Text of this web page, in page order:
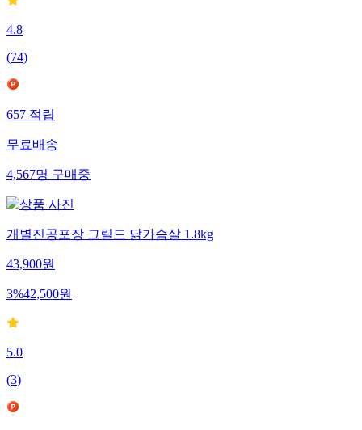
4.8
(74)
657적립
무료배송
4,567명구매중
개별진공포장 그릴드 닭가슴살 1.8kg
43,900원
3%42,500원
5.0
(3)